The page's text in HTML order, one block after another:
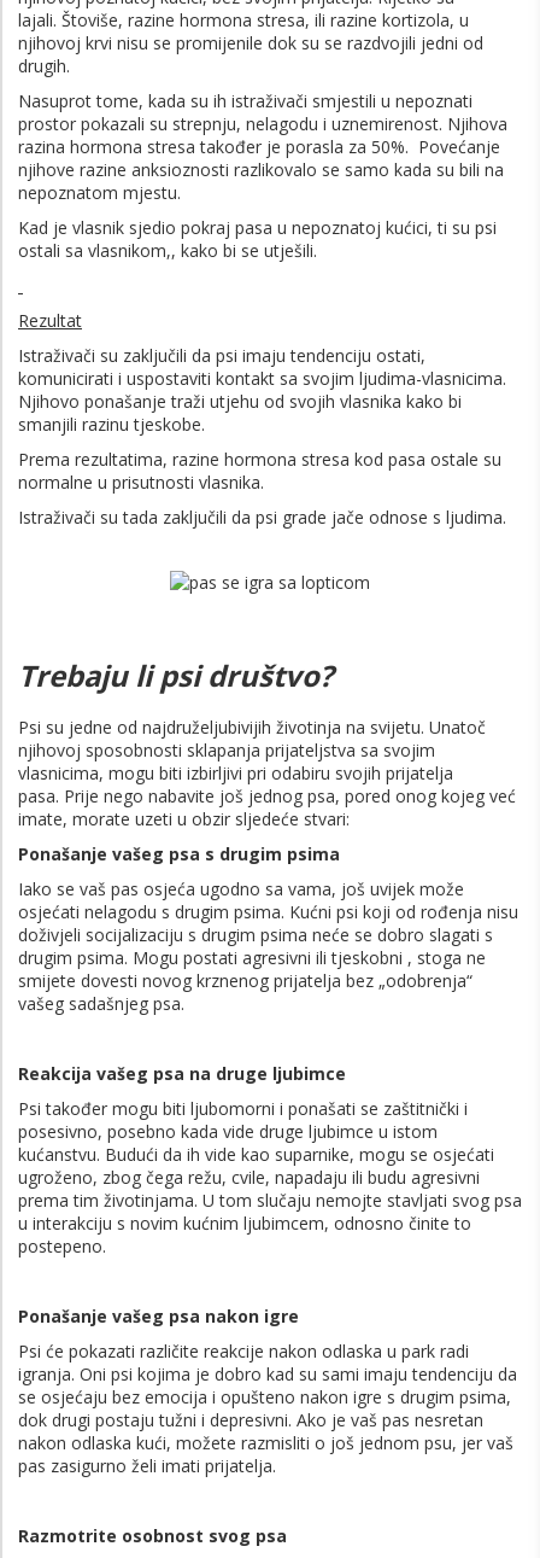
lajali. Štoviše, razine hormona stresa, ili razine kortizola, u
njihovoj krvi nisu se promijenile dok su se razdvojili jedni od
drugih.
Nasuprot tome, kada su ih istraživači smjestili u nepoznati
prostor pokazali su strepnju, nelagodu i uznemirenost. Njihova
razina hormona stresa također je porasla za 50%. Povećanje
njihove razine anksioznosti razlikovalo se samo kada su bili na
nepoznatom mjestu.
Kad je vlasnik sjedio pokraj pasa u nepoznatoj kućici, ti su psi
ostali sa vlasnikom,, kako bi se utješili.
Rezultat
Istraživači su zaključili da psi imaju tendenciju ostati,
komunicirati i uspostaviti kontakt sa svojim ljudima-vlasnicima.
Njihovo ponašanje traži utjehu od svojih vlasnika kako bi
smanjili razinu tjeskobe.
Prema rezultatima, razine hormona stresa kod pasa ostale su
normalne u prisutnosti vlasnika.
Istraživači su tada zaključili da psi grade jače odnose s ljudima.
Trebaju li psi društvo?
Psi su jedne od najdruželjubivijih životinja na svijetu. Unatoč
njihovoj sposobnosti sklapanja prijateljstva sa svojim
vlasnicima, mogu biti izbirljivi pri odabiru svojih prijatelja
pasa. Prije nego nabavite još jednog psa, pored onog kojeg već
imate, morate uzeti u obzir sljedeće stvari:
Ponašanje vašeg psa s drugim psima
Iako se vaš pas osjeća ugodno sa vama, još uvijek može
osjećati nelagodu s drugim psima. Kućni psi koji od rođenja nisu
doživjeli socijalizaciju s drugim psima neće se dobro slagati s
drugim psima. Mogu postati agresivni ili tjeskobni , stoga ne
smijete dovesti novog krznenog prijatelja bez „odobrenja“
vašeg sadašnjeg psa.
Reakcija vašeg psa na druge ljubimce
Psi također mogu biti ljubomorni i ponašati se zaštitnički i
posesivno, posebno kada vide druge ljubimce u istom
kućanstvu. Budući da ih vide kao suparnike, mogu se osjećati
ugroženo, zbog čega režu, cvile, napadaju ili budu agresivni
prema tim životinjama. U tom slučaju nemojte stavljati svog psa
u interakciju s novim kućnim ljubimcem, odnosno činite to
postepeno.
Ponašanje vašeg psa nakon igre
Psi će pokazati različite reakcije nakon odlaska u park radi
igranja. Oni psi kojima je dobro kad su sami imaju tendenciju da
se osjećaju bez emocija i opušteno nakon igre s drugim psima,
dok drugi postaju tužni i depresivni. Ako je vaš pas nesretan
nakon odlaska kući, možete razmisliti o još jednom psu, jer vaš
pas zasigurno želi imati prijatelja.
Razmotrite osobnost svog psa